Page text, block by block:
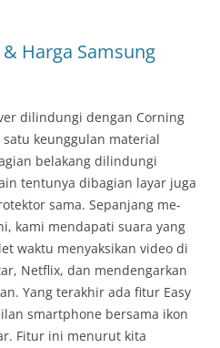
Harga Samsung
dilindungi dengan Corning
keunggulan material
belakang dilindungi
tentunya dibagian layar juga
sama. Sepanjang me-
kami mendapati suara yang
waktu menyaksikan video di
Netflix, dan mendengarkan
Yang terakhir ada fitur Easy
smartphone bersama ikon
Fitur ini menurut kita